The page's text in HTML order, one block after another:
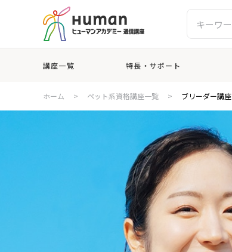
講座一覧 特長・サポート
ホーム > ペット系資格講座一覧 > ブリーダー講座